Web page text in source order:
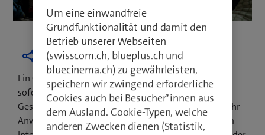
Ein Grossteil der Bevölkerung von Grüsch surft per
sofort auf ultraschnellem Internet mit
Geschwindigkeiten von bis zu 500 Mbit/s. Immer mehr
Anwendungen in Schweizer Haushalten sind mit dem
Um eine einwandfreie
Grundfunktionalität und damit den
Betrieb unserer Webseiten
(swisscom.ch, blueplus.ch und
bluecinema.ch) zu gewährleisten,
speichern wir zwingend erforderliche
Cookies auch bei Besucher*innen aus
dem Ausland. Cookie-Typen, welche
anderen Zwecken dienen (Statistik,